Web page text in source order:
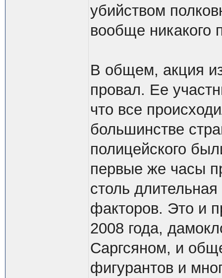
убийством
вообще никакого
В общем, акция
провал. Ее
что все
большинстве
полицейского
первые же часы
столь
факторов. Это и
2008 года,
Саргсяном, и
фигурантов и